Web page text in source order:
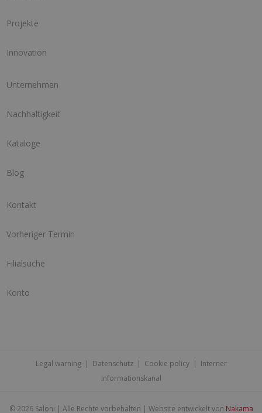
Projekte
Innovation
Unternehmen
Nachhaltigkeit
Kataloge
Blog
Kontakt
Vorheriger Termin
Filialsuche
Konto
Legal warning| Datenschutz| Cookie policy| Interner
Informationskanal
©2026 Saloni | Alle Rechte vorbehalten | Website entwickelt von Nakama